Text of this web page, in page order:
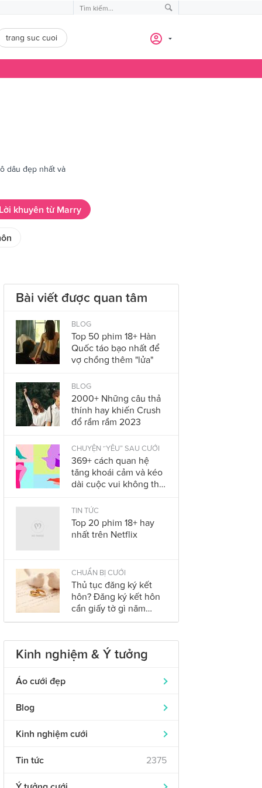
trang suc cuoi
dâu đẹp nhất và
Lời khuyên từ Marry
Bài viết được quan tâm
BLOG
Top 50 phim 18+ Hàn
Quốc táo bạo nhất để
vợ chồng thêm "lửa"
BLOG
2000+ Những câu thả
thính hay khiến Crush
đổ rầm rầm 2023
CHUYỆN “YÊU” SAU CƯỚI
369+ cách quan hệ
tăng khoái cảm và kéo
dài cuộc vui không thể
2023
TIN TỨC
Top 20 phim 18+ hay
nhất trên Netflix
CHUẨN BỊ CƯỚI
Thủ tục đăng ký kết
hôn? Đăng ký kết hôn
cần giấy tờ gì năm
2023?
Kinh nghiệm & Ý tưởng
Áo cưới đẹp
Áo dài cưới
319
Váy cưới cô dâu
643
Váy phụ dâu
326
Vest chú rể
Blog
Wyndham Grand Phu Quoc – Đám
Cưới Trong Mơ Tại Đảo Ngọc Tuyệt
0
đẳng cấp bậc nhất Việt Nam
Kinh nghiệm cưới
Chuẩn bị cưới
621
Tin tức 2375